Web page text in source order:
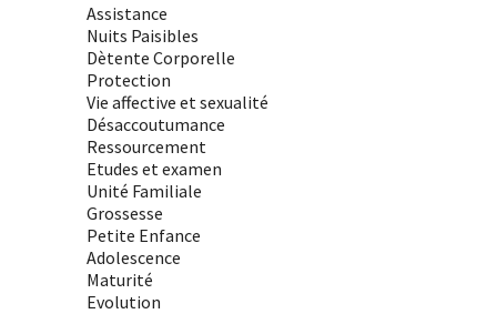
Assistance
Nuits Paisibles
Dètente Corporelle
Protection
Vie affective et sexualité
Désaccoutumance
Ressourcement
Etudes et examen
Unité Familiale
Grossesse
Petite Enfance
Adolescence
Maturité
Evolution